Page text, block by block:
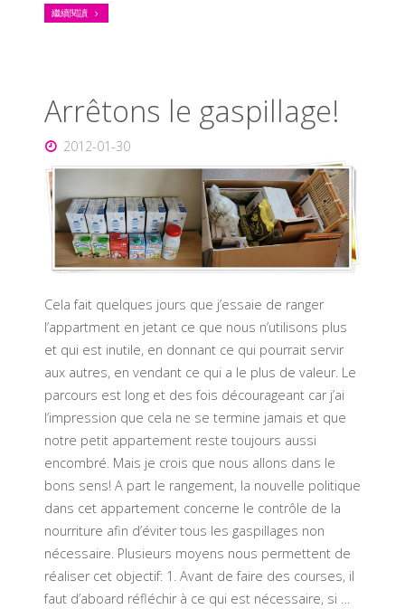
繼續閱讀
Arrêtons le gaspillage!
2012-01-30
Cela fait quelques jours que j’essaie de ranger
l’appartment en jetant ce que nous n’utilisons plus
et qui est inutile, en donnant ce qui pourrait servir
aux autres, en vendant ce qui a le plus de valeur. Le
parcours est long et des fois décourageant car j’ai
l’impression que cela ne se termine jamais et que
notre petit appartement reste toujours aussi
encombré. Mais je crois que nous allons dans le
bons sens! A part le rangement, la nouvelle politique
dans cet appartement concerne le contrôle de la
nourriture afin d’éviter tous les gaspillages non
nécessaire. Plusieurs moyens nous permettent de
réaliser cet objectif: 1. Avant de faire des courses, il
faut d’aboard réfléchir à ce qui est nécessaire, si …